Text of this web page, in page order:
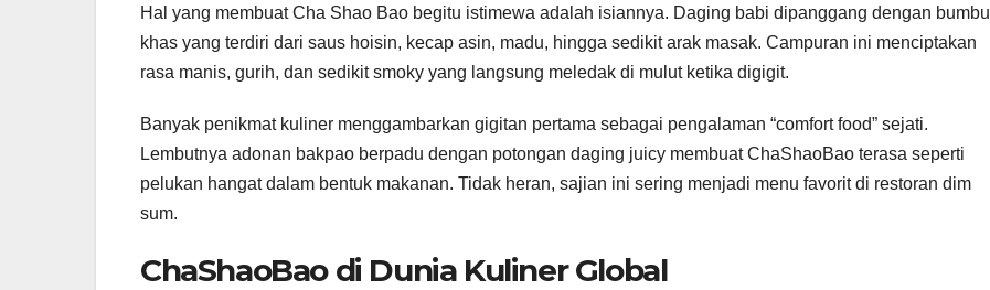
Hal yang membuat Cha Shao Bao begitu istimewa adalah isiannya. Daging babi dipanggang dengan bumbu
khas yang terdiri dari saus hoisin, kecap asin, madu, hingga sedikit arak masak. Campuran ini menciptakan
rasa manis, gurih, dan sedikit smoky yang langsung meledak di mulut ketika digigit.
Banyak penikmat kuliner menggambarkan gigitan pertama sebagai pengalaman “comfort food” sejati.
Lembutnya adonan bakpao berpadu dengan potongan daging juicy membuat ChaShaoBao terasa seperti
pelukan hangat dalam bentuk makanan. Tidak heran, sajian ini sering menjadi menu favorit di restoran dim
sum.
ChaShaoBao di Dunia Kuliner Global